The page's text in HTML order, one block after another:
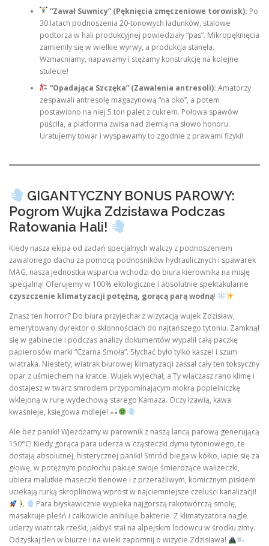
“Zawał Suwnicy” (Pęknięcia zmęczeniowe torowisk): Po
30 latach podnoszenia 20-tonowych ładunków, stalowe
podtorza w hali produkcyjnej powiedziały “pas”. Mikropęknięcia
zamieniły się w wielkie wyrwy, a produkcja stanęła.
Wzmacniamy, napawamy i stężamy konstrukcję na kolejne
stulecie!
“Opadająca Szczęka” (Zawalenia antresoli): Amatorzy
zespawali antresolę magazynową “na oko”, a potem
postawiono na niej 5 ton palet z cukrem. Połowa spawów
puściła, a platforma zwisa nad ziemią na słowo honoru.
Uratujemy towar i wyspawamy to zgodnie z prawami fizyki!
GIGANTYCZNY BONUS PAROWY:
Pogrom Wujka Zdzisława Podczas
Ratowania Hali!
Kiedy nasza ekipa od zadań specjalnych walczy z podnoszeniem
zawalonego dachu za pomocą podnośników hydraulicznych i spawarek
MAG, nasza jednostka wsparcia wchodzi do biura kierownika na misję
specjalną! Oferujemy w 100% ekologiczne i absolutnie spektakularne
czyszczenie klimatyzacji potężną, gorącą parą wodną!
Znasz ten horror? Do biura przyjechał z wizytacją wujek Zdzisław,
emerytowany dyrektor o skłonnościach do najtańszego tytoniu. Zamknął
się w gabinecie i podczas analizy dokumentów wypalił całą paczkę
papierosów marki “Czarna Smoła”. Słychać było tylko kaszel i szum
wiatraka. Niestety, wiatrak biurowej klimatyzacji zassał cały ten toksyczny
opar z uśmiechem na kratce. Wujek wyjechał, a Ty włączasz rano klimę i
dostajesz w twarz smrodem przypominającym mokrą popielniczkę
wklejoną w rurę wydechową starego Kamaza. Oczy łzawią, kawa
kwaśnieje, księgowa mdleje!
Ale bez paniki! Wjeżdżamy w parownik z naszą lancą parową generującą
150°C! Kiedy gorąca para uderza w cząsteczki dymu tytoniowego, te
dostają absolutnej, histerycznej paniki! Smród biega w kółko, łapie się za
głowę, w potężnym popłochu pakuje swoje śmierdzące walizeczki,
ubiera malutkie maseczki tlenowe i z przeraźliwym, komicznym piskiem
uciekają rurką skroplinową wprost w najciemniejsze czeluści kanalizacji!
Para błyskawicznie wypieka najgorszą rakotwórczą smołę,
masakruje pleśń i całkowicie anihiluje bakterie. Z klimatyzatora nagle
uderzy wiatr tak rześki, jakbyś stał na alpejskim lodowcu w środku zimy.
Odzyskaj tlen w biurze i na wieki zapomnij o wizycie Zdzisława!